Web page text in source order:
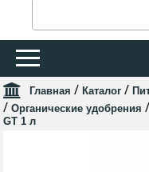
Главная / Каталог /
/ Органические удобрения /
GT 1 л